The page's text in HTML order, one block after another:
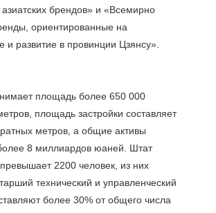
брендов» и «Всемирно
ориентированные на
площадь более 650 000
площадь застройки составляет
метров, а общие активы
8 миллиардов юаней. Штат
2200 человек, из них
технический и управленческий
более 30% от общего числа